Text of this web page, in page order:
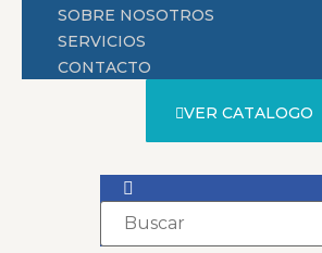
SOBRE NOSOTROS
SERVICIOS
CONTACTO
VER CATALOGO